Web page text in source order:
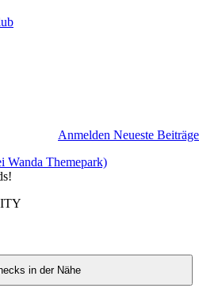
Anmelden Neueste Beiträge
in der Nähe